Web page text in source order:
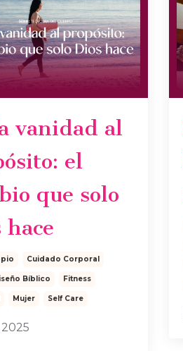
vanidad al
el
que solo
hace
Cuidado Corporal
Bíblico Fitness
Mujer Self Care